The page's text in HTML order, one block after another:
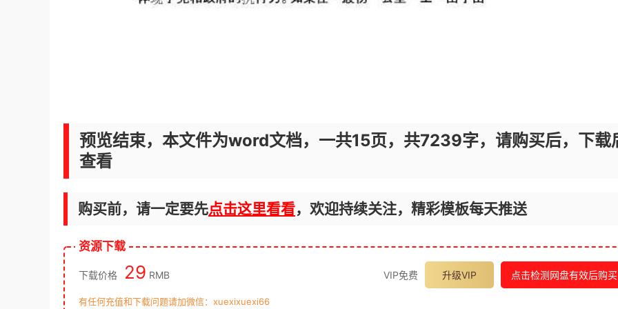
预览结束，本文件为word文档，一共15页，共7239字，请购买后，下载
查看
购买前，请一定要先点击这里看看，欢迎持续关注，精彩模板每天推送
资源下载
下载价格 29 RMB VIP免费 升级VIP 点击检测网盘有效后购买
有任何充值和下载问题请加微信：xuexixuexi66